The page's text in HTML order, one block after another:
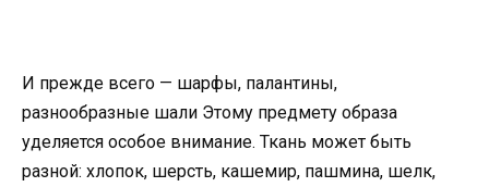
И прежде всего — шарфы, палантины,
разнообразные шали Этому предмету образа
уделяется особое внимание. Ткань может быть
разной: хлопок, шерсть, кашемир, пашмина, шелк,